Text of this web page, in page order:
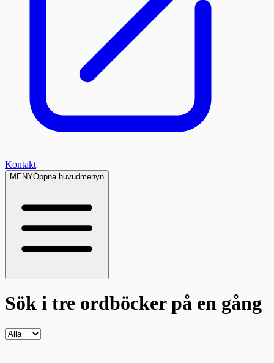
Kontakt
MENYÖppna huvudmenyn
Sök i tre ordböckerpå en gång